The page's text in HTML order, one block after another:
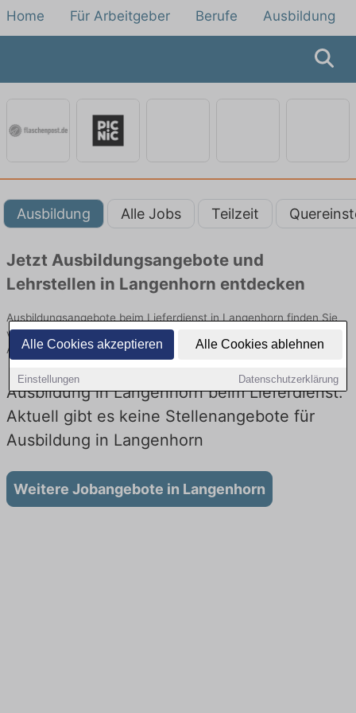
Alle Cookies akzeptieren Alle Cookies ablehnen
Einstellungen Datenschutzerklärung
Home Für Arbeitgeber Berufe Ausbildung
Ausbildung Alle Jobs Teilzeit
Jetzt Ausbildungsangebote und
Lehrstellen in Langenhorn entdecken
Ausbildungsangebote beim Lieferdienst in Langenhorn finden Sie
von namhaften Firmen. Entdecken Sie freie Optionen von Top-
Arbeitgebern und bewerben Sie sich noch heute.
Ausbildung in Langenhorn beim Lieferdienst:
Aktuell gibt es keine Stellenangebote für
Ausbildung in Langenhorn
Weitere Jobangebote in Langenhorn